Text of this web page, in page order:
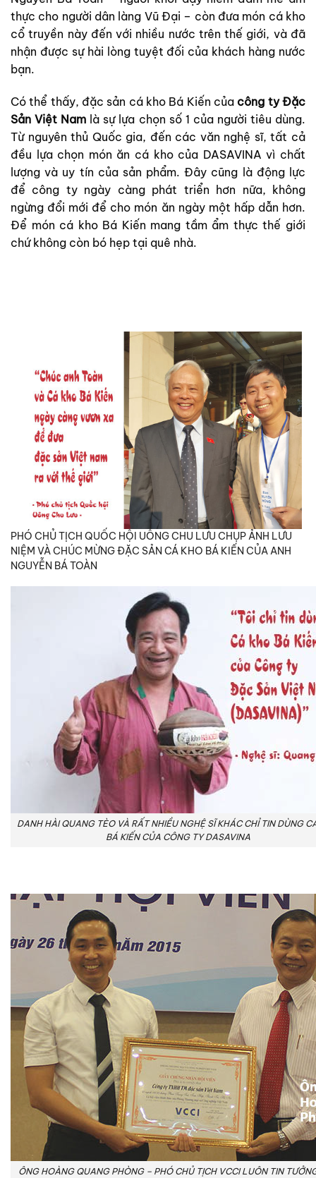
thực cho người dân làng Vũ Đại – còn đưa món cá kho
cổ truyền này đến với nhiều nước trên thế giới, và đã
nhận được sự hài lòng tuyệt đối của khách hàng nước
bạn.
Có thể thấy, đặc sản cá kho Bá Kiến của công ty Đặc
Sản Việt Nam là sự lựa chọn số 1 của người tiêu dùng.
Từ nguyên thủ Quốc gia, đến các văn nghệ sĩ, tất cả
đều lựa chọn món ăn cá kho của DASAVINA vì chất
lượng và uy tín của sản phẩm. Đây cũng là động lực
để công ty ngày càng phát triển hơn nữa, không
ngừng đổi mới để cho món ăn ngày một hấp dẫn hơn.
Để món cá kho Bá Kiến mang tầm ẩm thực thế giới
chứ không còn bó hẹp tại quê nhà.
PHÓ CHỦ TỊCH QUỐC HỘI UÔNG CHU LƯU CHỤP ẢNH LƯU
NIỆM VÀ CHÚC MỪNG ĐẶC SẢN CÁ KHO BÁ KIẾN CỦA ANH
NGUYỄN BÁ TOÀN
DANH HÀI QUANG TÈO VÀ RẤT NHIỀU NGHỆ SĨ KHÁC CHỈ TIN DÙNG
BÁ KIẾN CỦA CÔNG TY DASAVINA
ÔNG HOÀNG QUANG PHÒNG – PHÓ CHỦ TỊCH VCCI LUÔN TIN